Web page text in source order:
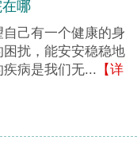
哪
自己有一个健康的身
扰，能安安稳稳地
病是我们无... 【详